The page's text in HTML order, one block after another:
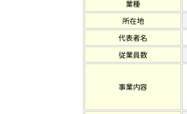
業種
所在地
代表者名
従業員数
事業内容